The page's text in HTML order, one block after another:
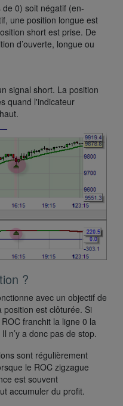
0) soit négatif (en-
une position longue est
short est prise. De
d’ouverte, longue ou
signal short. La position
quand l'indicateur
?
avec un objectif de
position est clôturée. Si
ROC franchit la ligne 0 la
n’y a donc pas de stop.
sont régulièrement
le ROC zigzague
est souvent
accumuler du profit.